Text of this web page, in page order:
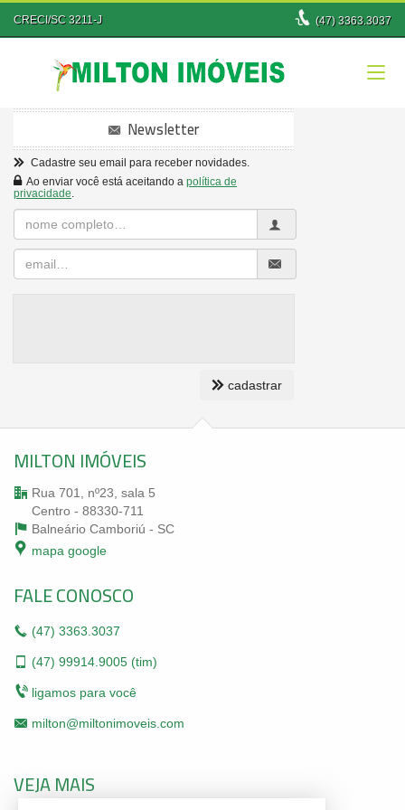
CRECI/SC 3211-J (47)3363.3037
Newsletter
Cadastre seu email para receber novidades.
Ao enviar você está aceitando a política de
privacidade.
Completo
cadastrar
MILTON IMÓVEIS
Rua 701, nº23, sala 5
Centro - 88330-711
Balneário Camboriú - SC
mapa google
FALE CONOSCO
(47) 3363.3037
(47) 99914.9005 (tim)
ligamos para você
milton@miltonimoveis.com
VEJA MAIS